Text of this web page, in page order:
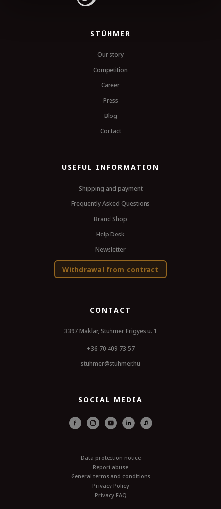
STÜHMER
Our story
Competition
Career
Press
Blog
Contact
USEFUL INFORMATION
Shipping and payment
Frequently Asked Questions
Brand Shop
Help Desk
Newsletter
Withdrawal from contract
CONTACT
3397 Maklar, Stuhmer Frigyes u. 1
+36 70 409 73 57
stuhmer@stuhmer.hu
SOCIAL MEDIA
Data protection notice
Report abuse
General terms and conditions
Privacy Policy
Privacy FAQ